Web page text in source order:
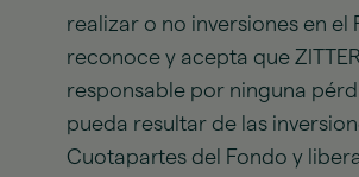
realizar o no inversiones en el
reconoce y acepta que
responsable por ninguna
pueda resultar de las
Cuotapartes del Fondo y